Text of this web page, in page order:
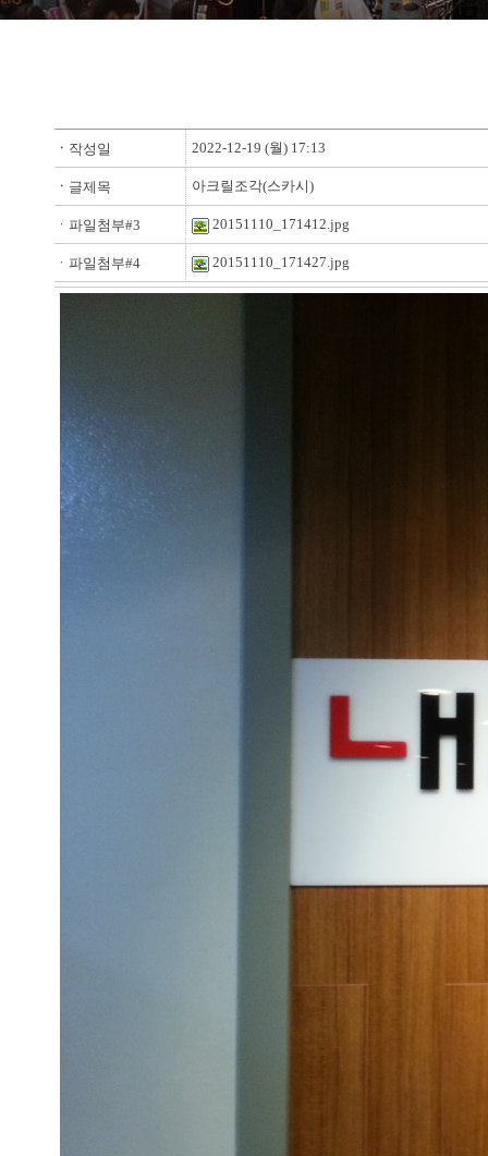
ㆍ 작성일 2022-12-19 (월) 17:13
ㆍ 글제목 아크릴조각(스카시)
ㆍ파일첨부#3 20151110_171412.jpg
ㆍ파일첨부#4 20151110_171427.jpg